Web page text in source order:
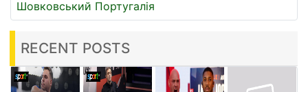
Шовковський Португалія
RECENT POSTS